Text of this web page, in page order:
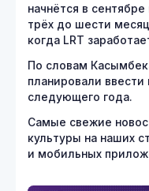
начнётся в
трёх до шести
когда LRT
По словам
планировали ввести
следующего года.
Самые свежие
культуры на наших
и мобильных